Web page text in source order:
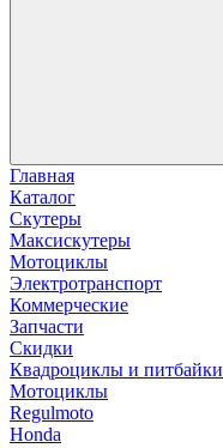
Главная
Каталог
Скутеры
Максискутеры
Мотоциклы
Электротранспорт
Коммерческие
Запчасти
Скидки
Квадроциклы и питбайки
Мотоциклы
Regulmoto
Honda